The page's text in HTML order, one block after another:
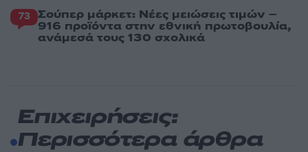
73 Σούπερ μάρκετ: Νέες μειώσεις τιμών –
916 προϊόντα στην εθνική πρωτοβουλία,
ανάμεσά τους 130 σχολικά
Επιχειρήσεις:
Περισσότερα άρθρα